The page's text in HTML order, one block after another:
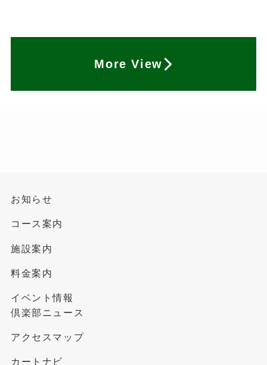
More View
お知らせ
コース案内
施設案内
料金案内
イベント情報
倶楽部ニュース
アクセスマップ
カートナビ